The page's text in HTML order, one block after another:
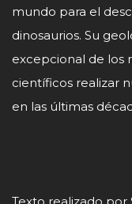
mundo para el
dinosaurios. Su
excepcional de los
científicos realizar
en las últimas